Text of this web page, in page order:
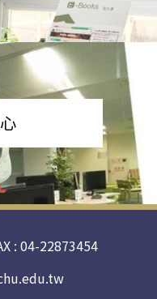
: 04-22873454